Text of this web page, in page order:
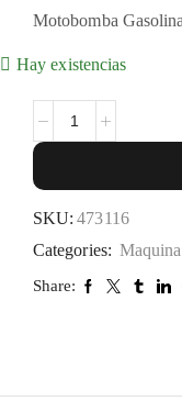
Motobomba
Hay existencias
SKU: 473116
Categories:
Share: